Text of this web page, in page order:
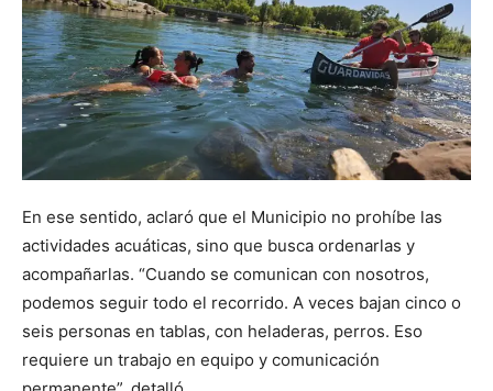
En ese sentido, aclaró que el Municipio no prohíbe las
actividades acuáticas, sino que busca ordenarlas y
acompañarlas. “Cuando se comunican con nosotros,
podemos seguir todo el recorrido. A veces bajan cinco o
seis personas en tablas, con heladeras, perros. Eso
requiere un trabajo en equipo y comunicación